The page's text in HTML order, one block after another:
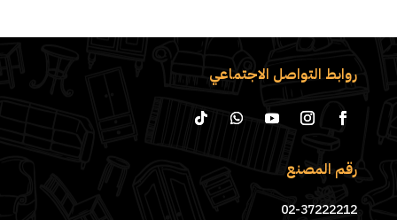
روابط التواصل الاجتماعي
رقم المصنع
02-37222212